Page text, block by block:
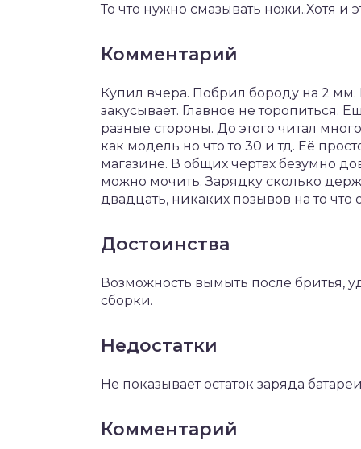
То что нужно смазывать ножи..Хотя и
Комментарий
Купил вчера. Побрил бороду на 2
закусывает. Главное не торопиться.
разные стороны. До этого читал
как модель но что то 30 и тд. Её
магазине. В общих чертах безумно
можно мочить. Зарядку сколько
двадцать, никаких позывов на то
Достоинства
Возможность вымыть после бритья,
сборки.
Недостатки
Не показывает остаток заряда
Комментарий